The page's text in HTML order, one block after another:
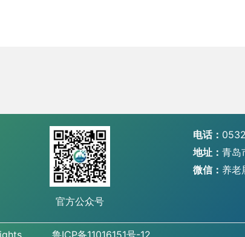
官方公众号
电话：
地址： 青岛
微信： 养老